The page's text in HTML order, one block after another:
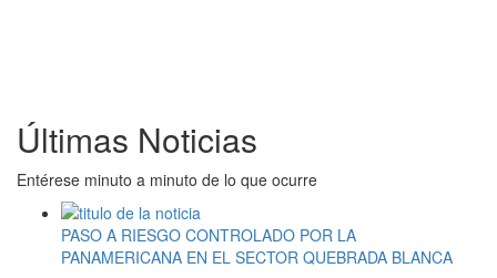
Últimas Noticias
Entérese minuto a minuto de lo que ocurre
PASO A RIESGO CONTROLADO POR LA
PANAMERICANA EN EL SECTOR QUEBRADA BLANCA